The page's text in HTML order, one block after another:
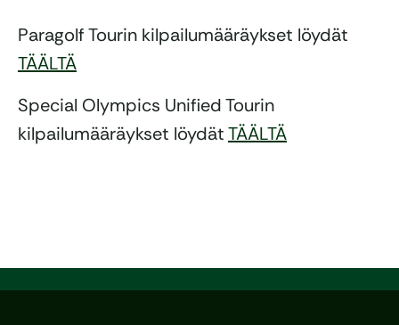
Paragolf Tourin kilpailumääräykset löydät
TÄÄLTÄ
Special Olympics Unified Tourin
kilpailumääräykset löydätTÄÄLTÄ